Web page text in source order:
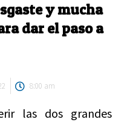
y mucha
dar el paso a
8:00 am
las dos grandes